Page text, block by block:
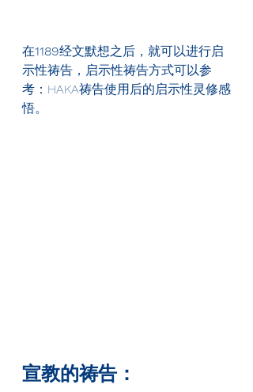
在1189经文默想之后，就可以进行启
示性祷告，启示性祷告方式可以参
考：HAKA祷告使用后的启示性灵修感
悟。
宣教的祷告：